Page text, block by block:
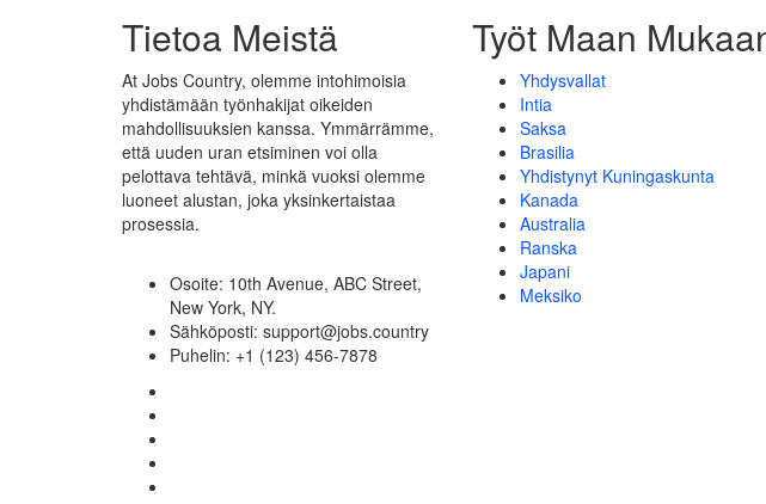
Tietoa Meistä
At Jobs Country, olemme intohimoisia
yhdistämään työnhakijat oikeiden
mahdollisuuksien kanssa. Ymmärrämme,
että uuden uran etsiminen voi olla
pelottava tehtävä, minkä vuoksi olemme
luoneet alustan, joka yksinkertaistaa
prosessia.
Osoite: 10th Avenue, ABC Street,
New York, NY.
Sähköposti: support@jobs.country
Puhelin: +1 (123) 456-7878
Työt Maan
Yhdysvallat
Intia
Saksa
Brasilia
Yhdistynyt Kuningaskunta
Kanada
Australia
Ranska
Japani
Meksiko